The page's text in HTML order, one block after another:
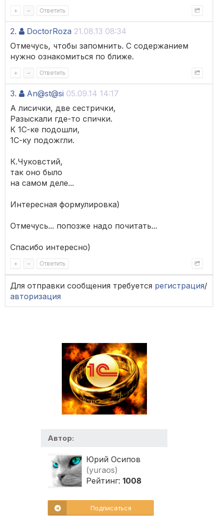
+ – Ответить
2. DoctorRoza 21.08.13 08:34
Отмечусь, чтобы запомнить. С содержанием
нужно ознакомиться по ближе.
+ – Ответить
3. An@st@si 05.09.14 14:17
А лисички, две сестрички,
Разыскали где-то спички.
К 1С-ке подошли,
1С-ку подожгли.
К.Чуковстий,
так оно было
на самом деле...
Интересная формулировка)
Отмечусь... попозже надо почитать...
Спасибо интересно)
+ – Ответить
Для отправки сообщения требуется регистрация/
авторизация
Автор:
Юрий Осипов
(yuraos)
Рейтинг: 1008
Подписаться